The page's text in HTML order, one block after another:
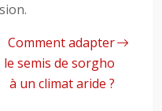
Comment adapter
le semis de sorgho
à un climat aride ?